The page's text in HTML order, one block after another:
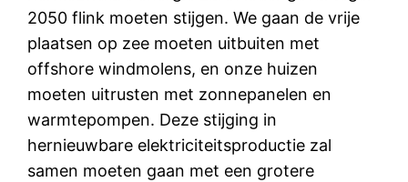
2050 flink moeten stijgen. We gaan de vrije
plaatsen op zee moeten uitbuiten met
offshore windmolens, en onze huizen
moeten uitrusten met zonnepanelen en
warmtepompen. Deze stijging in
hernieuwbare elektriciteitsproductie zal
samen moeten gaan met een grotere